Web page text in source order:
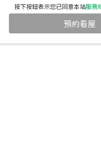
按下按鈕表示您已同意本站服務
預約看屋